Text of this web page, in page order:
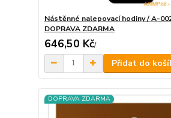
Nástěnné nalepovací hodiny / A-
DOPRAVA ZDARMA
646,50 Kč/.
Přidat do
DOPRAVA ZDARMA